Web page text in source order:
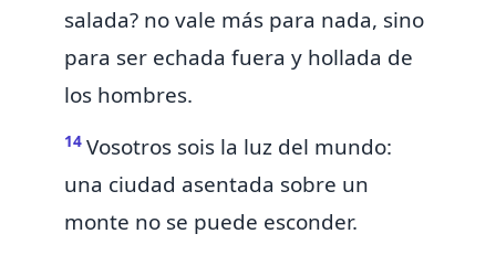
salada? no vale más para nada, sino
para ser echada fuera y hollada de
los hombres.
14 Vosotros sois la luz del mundo:
una ciudad asentada sobre un
monte no se puede esconder.